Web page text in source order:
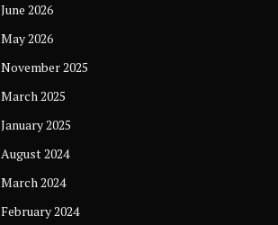
June 2026
May 2026
November 2025
March 2025
January 2025
August 2024
March 2024
February 2024